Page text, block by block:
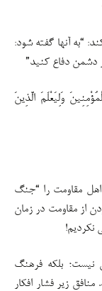
“به آنها گفته شود:
دشمن دفاع کنید”
وَلِیَعْلَمَ الَّذِینَ
اهل مقاومت را “جنگ
از مقاومت در زمان
نکردیم!
نیست؛ بلکه فرهنگ
زیر فشار افکار